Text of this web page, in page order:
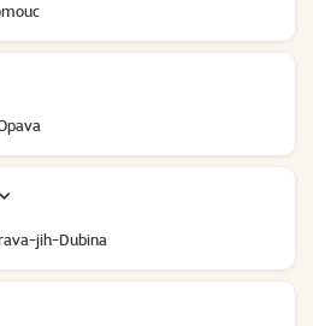
jih-Dubina